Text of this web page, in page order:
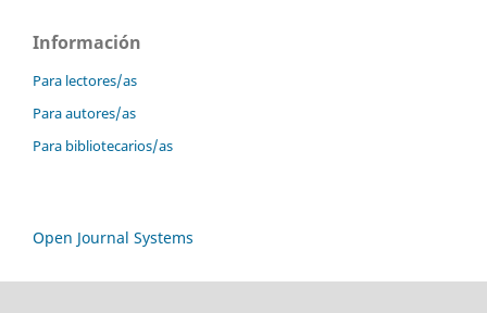
Información
Para lectores/as
Para autores/as
Para bibliotecarios/as
Open Journal Systems